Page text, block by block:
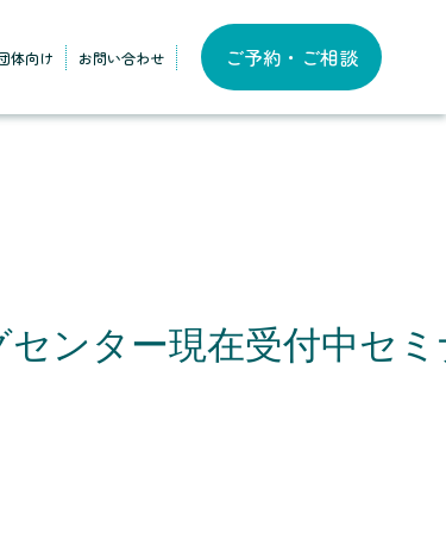
体向け お問い合わせ ご予約・ご相談
ンター現在受付中セ